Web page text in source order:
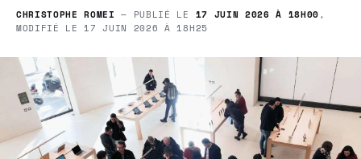
CHRISTOPHE ROMEI — PUBLIÉ LE 17 JUIN 2026 À 18H00,
MODIFIÉ LE17 JUIN 2026 À 18H25